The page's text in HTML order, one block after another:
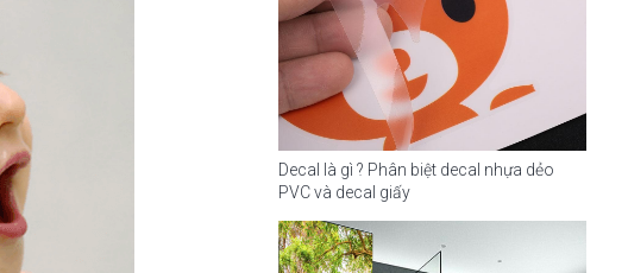
Decal là gì ? Phân biệt decal nhựa dẻo
PVC và decal giấy